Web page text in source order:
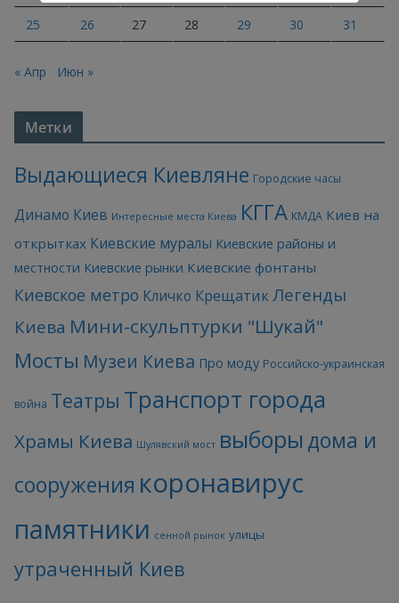
25 26 27 28 29 30 31
« Апр Июн »
Метки
Выдающиеся Киевляне Городские часы
Динамо Киев Интересные места Киева КГГА КМДА Киев на
открытках Киевские муралы Киевские районы и
местности Киевские рынки Киевские фонтаны
Киевское метро Кличко КрещатикЛегенды
Киева Мини-скульптурки "Шукай"
Мосты Музеи Киева Про моду Российско-украинская
война Театры Транспорт города
Храмы Киева Шулявский мост выборы дома и
сооружения коронавирус
памятники сенной рынок улицы
утраченный Киев